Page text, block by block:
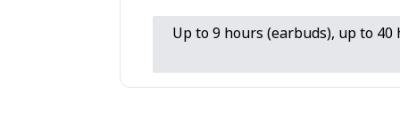
Up to 9 hours (earbuds), up to